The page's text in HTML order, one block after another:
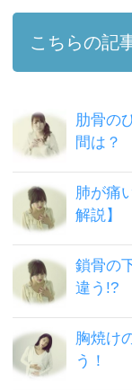
こちらの記
肋骨の
間は？
肺が痛
解説】
鎖骨の
違う!?
胸焼け
う！